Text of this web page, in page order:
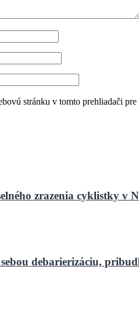
stránku v tomto prehliadači pre
zrazenia cyklistky v
debarierizáciu,